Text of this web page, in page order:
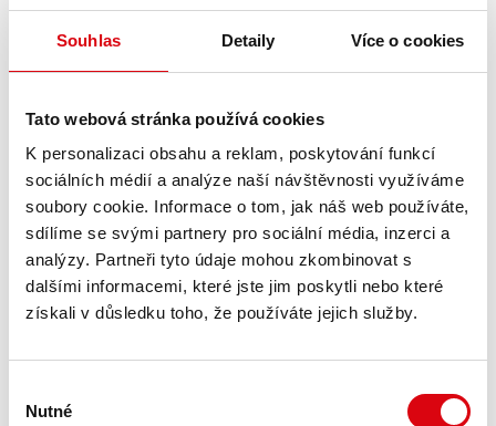
Souhlas Detaily Více o cookies
Tato webová stránka používá cookies
K personalizaci obsahu a reklam, poskytování funkcí
sociálních médií a analýze naší návštěvnosti využíváme
soubory cookie. Informace o tom, jak náš web používáte,
sdílíme se svými partnery pro sociální média, inzerci a
analýzy. Partneři tyto údaje mohou zkombinovat s
dalšími informacemi, které jste jim poskytli nebo které
získali v důsledku toho, že používáte jejich služby.
souhlasu
Nutné
Power Bull SLI
Vlajková loď kvality značky Banner. Originální kvalita pro
dovybavení (OE).
PODROBNOSTI O PRODUKTU >
Koupit tuto baterii:
PRODEJCI A MONTÁŽNÍ SERVISY >